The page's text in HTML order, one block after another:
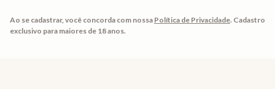
Ao se cadastrar, você concorda com nossa Política de Privacidade. Cadastro
exclusivo para maiores de 18 anos.